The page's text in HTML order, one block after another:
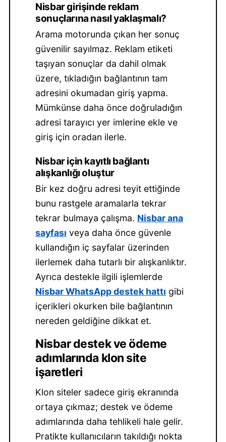
Nisbar girişinde reklam
sonuçlarına nasıl yaklaşmalı?
Arama motorunda çıkan her sonuç
güvenilir sayılmaz. Reklam etiketi
taşıyan sonuçlar da dahil olmak
üzere, tıkladığın bağlantının tam
adresini okumadan giriş yapma.
Mümkünse daha önce doğruladığın
adresi tarayıcı yer imlerine ekle ve
giriş için oradan ilerle.
Nisbar için kayıtlı bağlantı
alışkanlığı oluştur
Bir kez doğru adresi teyit ettiğinde
bunu rastgele aramalarla tekrar
tekrar bulmaya çalışma. Nisbar ana
sayfası veya daha önce güvenle
kullandığın iç sayfalar üzerinden
ilerlemek daha tutarlı bir alışkanlıktır.
Ayrıca destekle ilgili işlemlerde
Nisbar WhatsApp destek hattı gibi
içerikleri okurken bile bağlantının
nereden geldiğine dikkat et.
Nisbar destek ve ödeme
adımlarında klon site
işaretleri
Klon siteler sadece giriş ekranında
ortaya çıkmaz; destek ve ödeme
adımlarında daha tehlikeli hale gelir.
Pratikte kullanıcıların takıldığı nokta